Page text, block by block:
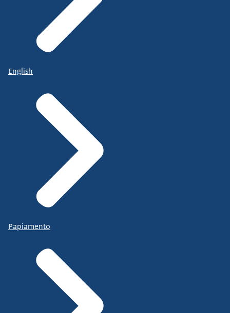
English
Papiamento